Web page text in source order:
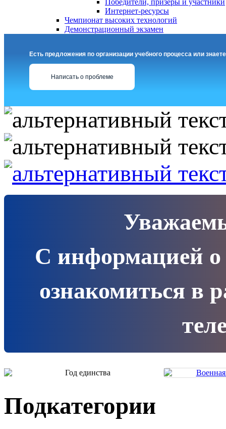
Победители, призеры и участники
Интернет-ресурсы
Чемпионат высоких технологий
Демонстрационный экзамен
Есть предложения по организации учебного процесса или
Написать о проблеме
С информацией о
ознакомиться в
Подкатегории